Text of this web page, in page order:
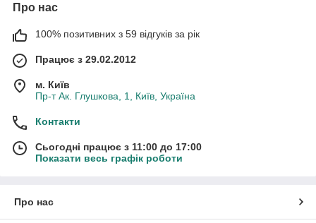
Про нас
100% позитивних з 59 відгуків за рік
Працює з 29.02.2012
м. Київ
Пр-т Ак. Глушкова, 1, Київ, Україна
Контакти
Сьогодні працює з 11:00 до 17:00
Показати весь графік роботи
Про нас